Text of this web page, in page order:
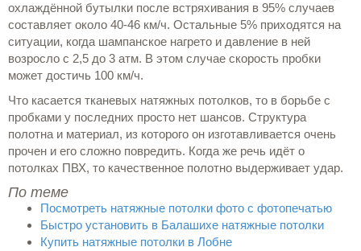
охлаждённой бутылки после встряхивания в 95% случаев
составляет около 40-46 км/ч. Остальные 5% приходятся на
ситуации, когда шампанское нагрето и давление в ней
возросло с 2,5 до 3 атм. В этом случае скорость пробки
может достичь 100 км/ч.
Что касается тканевых натяжных потолков, то в борьбе с
пробками у последних просто нет шансов. Структура
полотна и материал, из которого он изготавливается очень
прочен и его сложно повредить. Когда же речь идёт о
потолках ПВХ, то качественное полотно выдерживает удар.
По теме
Посмотреть натяжные потолки фото с фотопечатью
Быстро установить в Балашихе натяжные потолки
Купить натяжные потолки в Лобне